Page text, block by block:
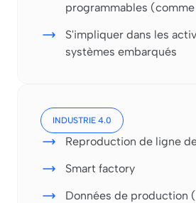
programmables
S'impliquer dans les
systèmes embarqués
INDUSTRIE 4.0
Reproduction de ligne
Smart factory
Données de production